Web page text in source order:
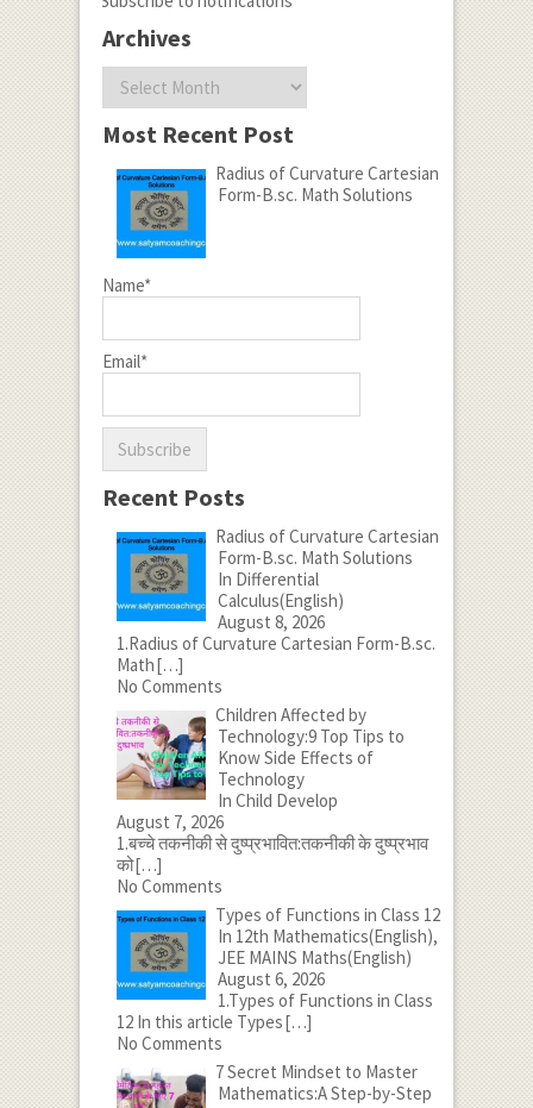
Archives
Archives
Most Recent Post
Radius of Curvature Cartesian
Form-B.sc. Math Solutions
Name*
Email*
Recent Posts
Radius of Curvature Cartesian
Form-B.sc. Math Solutions
In Differential
Calculus(English)
August 8, 2026
1.Radius of Curvature Cartesian Form-B.sc.
Math[…]
No Comments
Children Affected by
Technology:9 Top Tips to
Know Side Effects of
Technology
In Child Develop
August 7, 2026
1.बच्चे तकनीकी से दुष्प्रभावित:तकनीकी के दुष्प्रभाव
को[…]
No Comments
Types of Functions in Class 12
In 12th Mathematics(English),
JEE MAINS Maths(English)
August 6, 2026
1.Types of Functions in Class
12 In this article Types[…]
No Comments
7 Secret Mindset to Master
Mathematics:A Step-by-Step